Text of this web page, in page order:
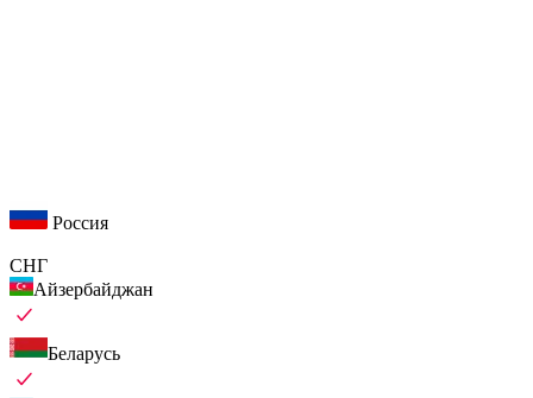
Россия
СНГ
Айзербайджан
Беларусь